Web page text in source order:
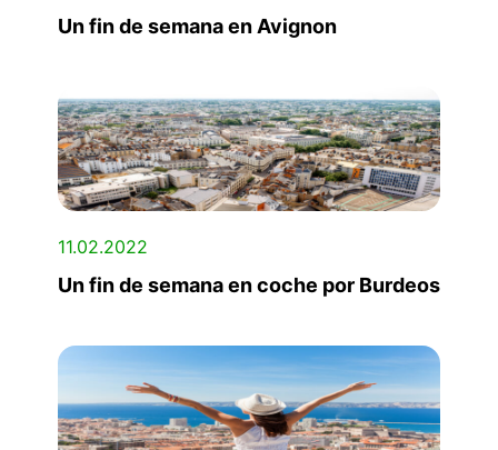
Un fin de semana en Avignon
11.02.2022
Un fin de semana en coche por Burdeos